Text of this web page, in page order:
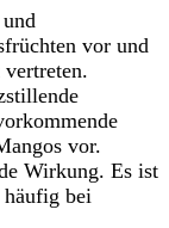
vor und
vor.
Wirkung. Es ist
bei